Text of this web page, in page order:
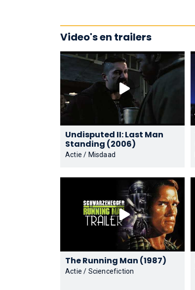
Video's en trailers
Undisputed II: Last Man
Standing (2006)
Actie / Misdaad
The Running Man (1987)
Actie / Sciencefiction